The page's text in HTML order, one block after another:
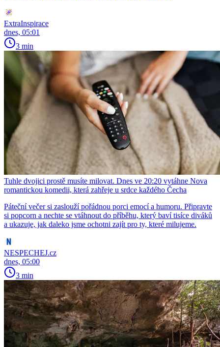
ExtraInspirace
dnes, 05:01
3 min
Tuhle dvojici prostě musíte milovat. Dnes ve 20:20 vytáhne Nova
romantickou komedii, která zahřeje u srdce každého Čecha
Páteční večer si zaslouží pořádnou porci emocí a humoru. Připravte
si popcorn a nechte se vtáhnout do příběhu, který baví tisíce diváků
a ukazuje, jak daleko jsme ochotni zajít pro ty, které milujeme.
NESPECHEJ.cz
dnes, 05:00
3 min